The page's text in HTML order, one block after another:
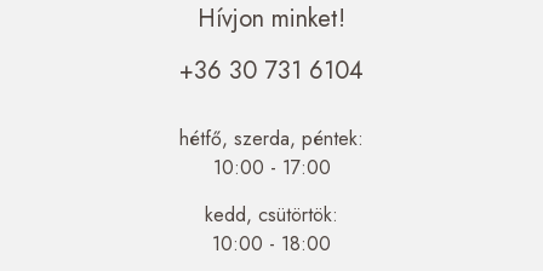
Hívjon minket!
+36 30 731 6104
hétfő, szerda, péntek:
10:00 - 17:00
kedd, csütörtök:
10:00 - 18:00